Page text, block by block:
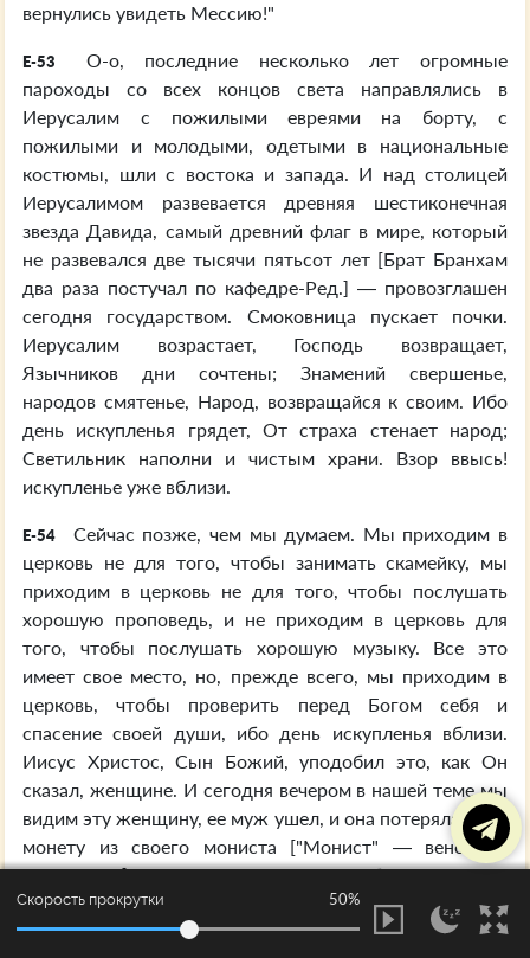
вернулись увидеть Мессию!"
E-53
О-о, последние несколько лет огромные
пароходы со всех концов света направлялись в
Иерусалим с пожилыми евреями на борту, с
пожилыми и молодыми, одетыми в национальные
костюмы, шли с востока и запада. И над столицей
Иерусалимом развевается древняя шестиконечная
звезда Давида, самый древний флаг в мире, который
не развевался две тысячи пятьсот лет [Брат Бранхам
два раза постучал по кафедре-Ред.] — провозглашен
сегодня государством. Смоковница пускает почки.
Иерусалим возрастает, Господь возвращает,
Язычников дни сочтены; Знамений свершенье,
народов смятенье, Народ, возвращайся к своим. Ибо
день искупленья грядет, От страха стенает народ;
Светильник наполни и чистым храни. Взор ввысь!
искупленье уже вблизи.
E-54
Сейчас позже, чем мы думаем. Мы приходим в
церковь не для того, чтобы занимать скамейку, мы
приходим в церковь не для того, чтобы послушать
хорошую проповедь, и не приходим в церковь для
того, чтобы послушать хорошую музыку. Все это
имеет свое место, но, прежде всего, мы приходим в
церковь, чтобы проверить перед Богом себя и
спасение своей души, ибо день искупленья вблизи.
Иисус Христос, Сын Божий, уподобил это, как Он
сказал, женщине. И сегодня вечером в нашей теме мы
видим эту женщину, ее муж ушел, и она потеряла одну
монету из своего мониста ["Монист" — венок из
монет-Пер.]. Сейчас я постараюсь это объяснить.
E-56 Сегодня, если женщина замужем, ей следует
Скорость прокрутки 50%